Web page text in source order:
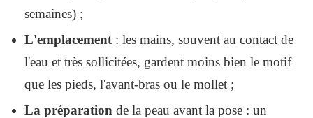
semaines) ;
L'emplacement: les mains, souvent au contact de
l'eau et très sollicitées, gardent moins bien le motif
que les pieds, l'avant-bras ou le mollet ;
La préparation de la peau avant la pose : un